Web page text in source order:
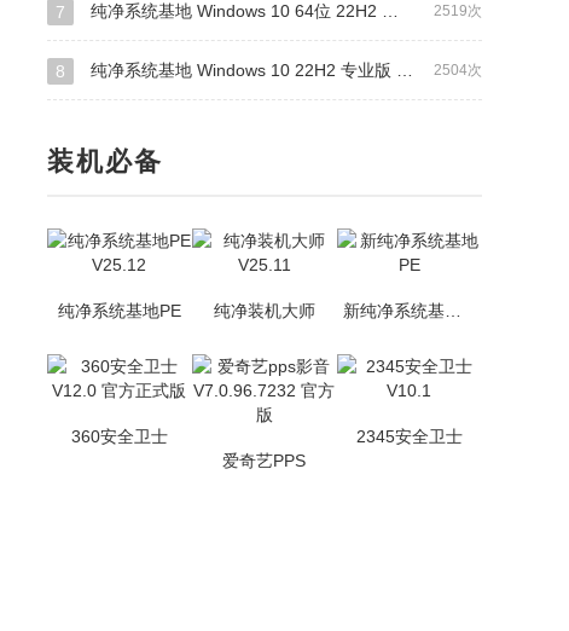
2519次
7 纯净系统基地 Windows 10 64位 22H2 装机专业版（万能驱动版）
2504次
8 纯净系统基地 Windows 10 22H2 专业版 64位(网卡版)
装机必备
纯净系统基地PE 纯净装机大师 新纯净系统基地PE
360安全卫士
爱奇艺PPS
2345安全卫士